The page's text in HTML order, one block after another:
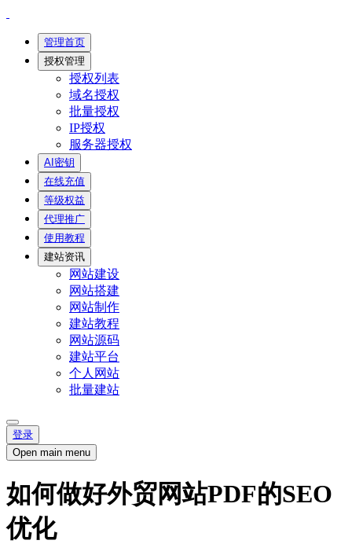
管理首页
授权管理
授权列表
域名授权
批量授权
IP授权
服务器授权
AI密钥
在线充值
等级权益
代理推广
使用教程
建站资讯
网站建设
网站搭建
网站制作
建站教程
网站源码
建站平台
个人网站
批量建站
登录
Open main menu
如何做好外贸网站PDF的SEO
优化